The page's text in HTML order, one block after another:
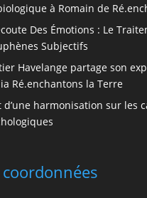
à Romain de
Des Émotions : Le
Subjectifs
Havelange partage son
Ré.enchantons la Terre
d’une harmonisation sur les